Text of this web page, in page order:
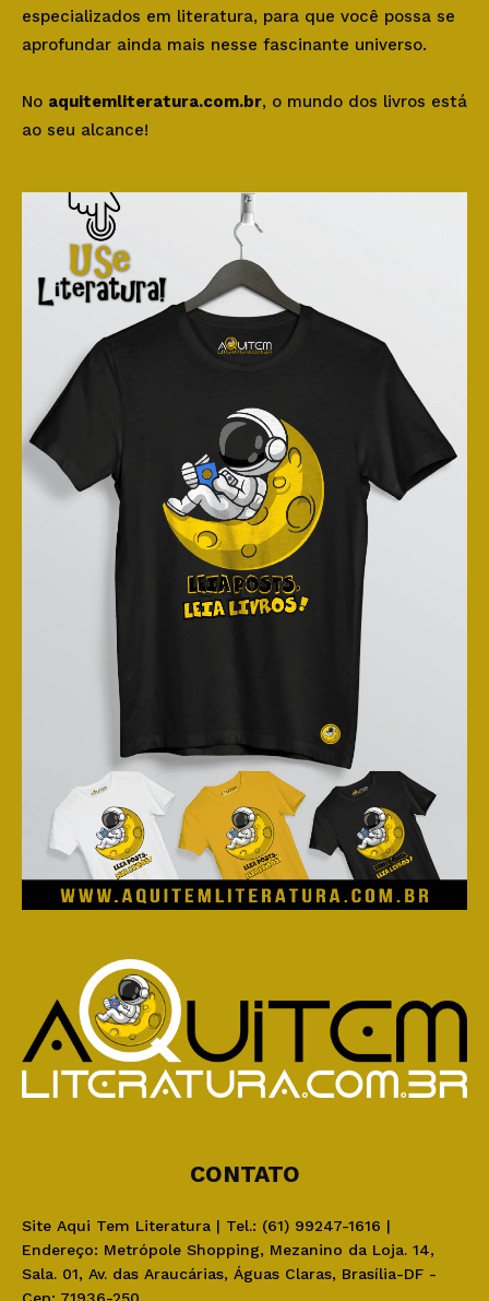
especializados em literatura, para que você possa se
aprofundar ainda mais nesse fascinante universo.
No aquitemliteratura.com.br, o mundo dos livros está
ao seu alcance!
CONTATO
Site Aqui Tem Literatura | Tel.: (61) 99247-1616 |
Endereço: Metrópole Shopping, Mezanino da Loja. 14,
Sala. 01, Av. das Araucárias, Águas Claras, Brasília-DF -
Cep: 71936-250